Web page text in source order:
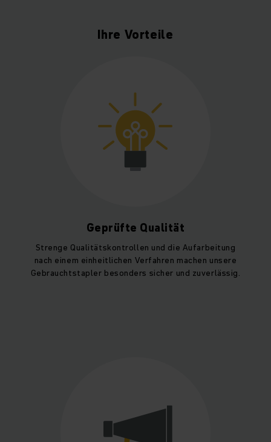
Ihre Vorteile
Geprüfte Qualität
Strenge Qualitätskontrollen und die Aufarbeitung
nach einem einheitlichen Verfahren machen unsere
Gebrauchtstapler besonders sicher und zuverlässig.